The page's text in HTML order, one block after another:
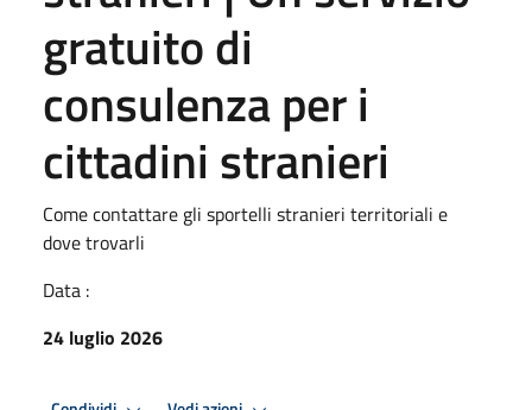
gratuito di
consulenza per i
cittadini stranieri
Come contattare gli sportelli stranieri territoriali e
dove trovarli
Data :
24 luglio 2026